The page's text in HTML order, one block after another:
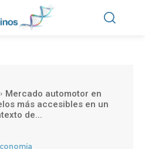
Mercado automotor en
más accesibles en un
de...